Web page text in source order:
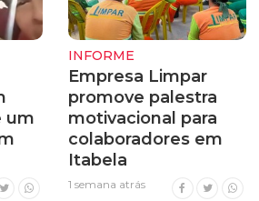
um
INFORME
Empresa Limpar
promove palestra
motivacional para
colaboradores em
Itabela
1 semana atrás